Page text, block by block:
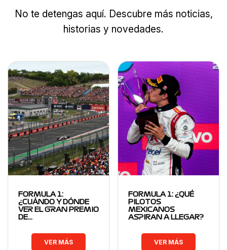
No te detengas aquí. Descubre más noticias,
historias y novedades.
FORMULA 1:
¿CUÁNDO Y DÓNDE
VER EL GRAN PREMIO
DE…
VER MÁS
FORMULA 1: ¿QUÉ
PILOTOS
MEXICANOS
ASPIRAN A LLEGAR?
VER MÁS